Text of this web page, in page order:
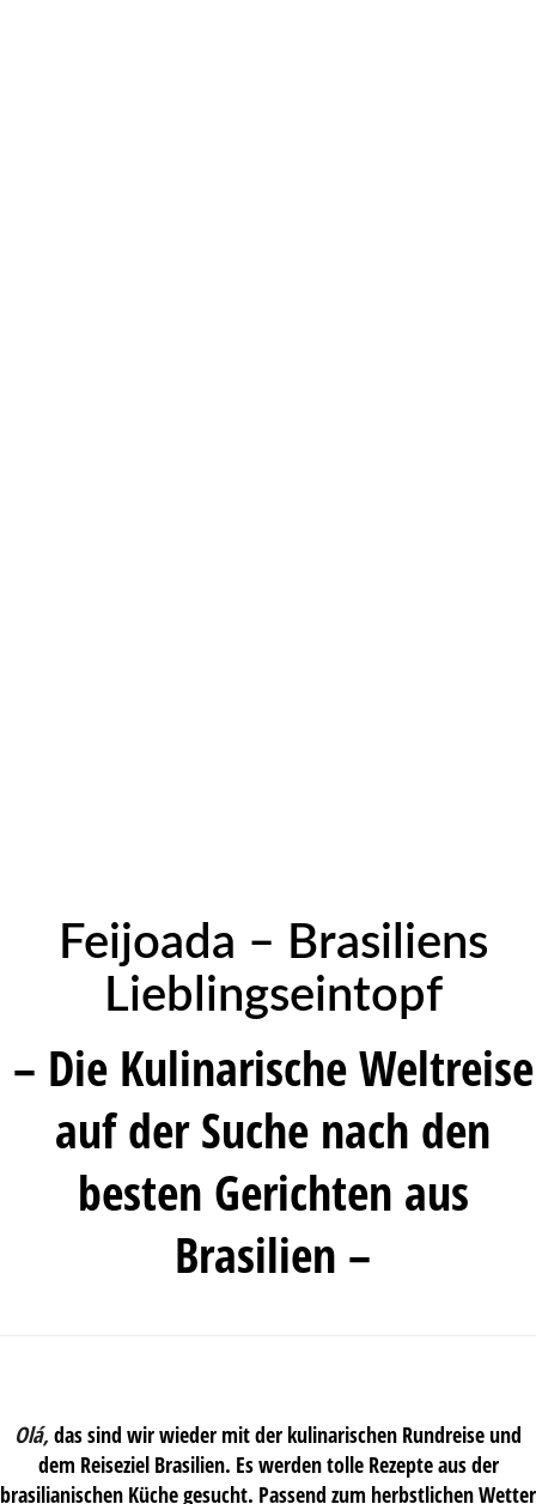
Feijoada – Brasiliens
Lieblingseintopf
– Die Kulinarische Weltreise
auf der Suche nach den
besten Gerichten aus
Brasilien –
Olá,das sind wir wieder mit der kulinarischen Rundreise und
dem Reiseziel Brasilien. Es werden tolle Rezepte aus der
brasilianischen Küche gesucht. Passend zum herbstlichen Wetter